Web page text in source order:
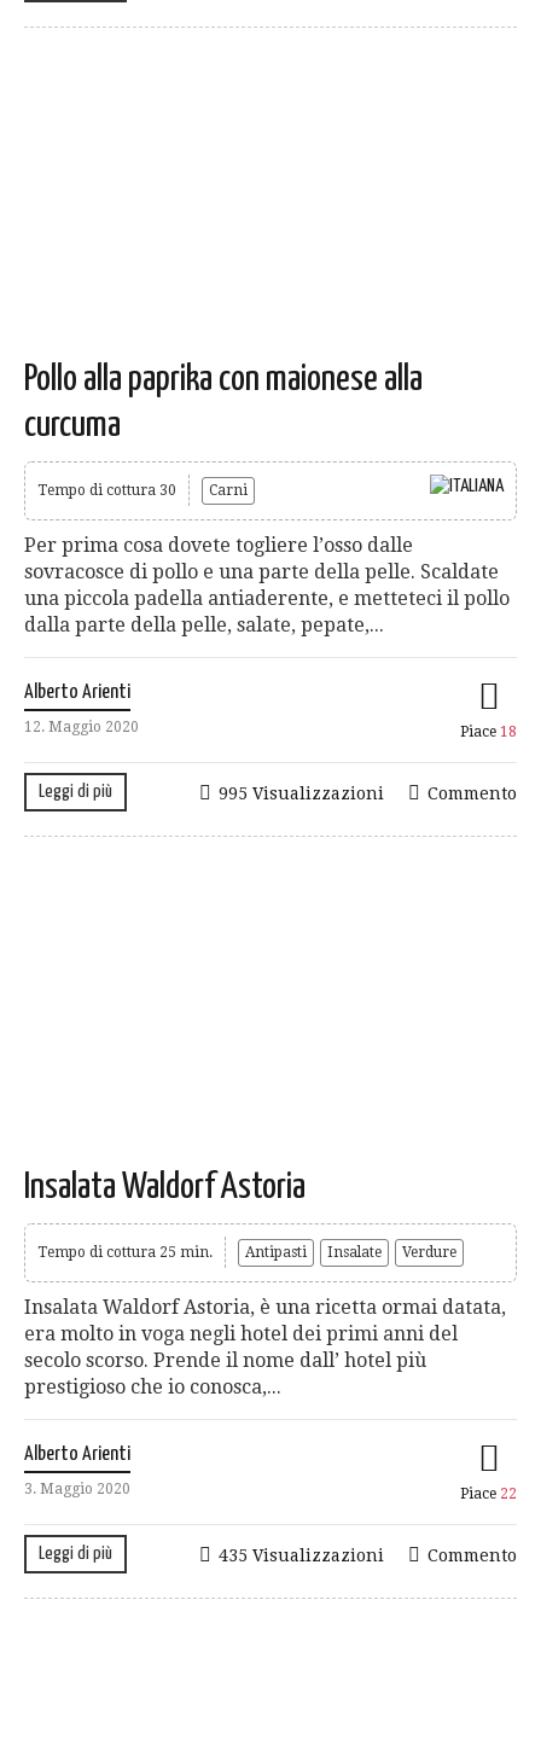
Pollo alla paprika con maionese alla
curcuma
Tempo di cottura 30 Carni
Per prima cosa dovete togliere l’osso dalle
sovracosce di pollo e una parte della pelle. Scaldate
una piccola padella antiaderente, e metteteci il pollo
dalla parte della pelle, salate, pepate,...
Alberto Arienti
12. Maggio 2020 Piace 18
Leggi di più Commento
995 Visualizzazioni
Insalata Waldorf Astoria
Tempo di cottura 25 min. Antipasti Insalate Verdure
Insalata Waldorf Astoria, è una ricetta ormai datata,
era molto in voga negli hotel dei primi anni del
secolo scorso. Prende il nome dall’ hotel più
prestigioso che io conosca,...
Alberto Arienti
3. Maggio 2020 Piace 22
Leggi di più Commento
435 Visualizzazioni